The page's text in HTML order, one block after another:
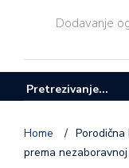
Dodavanje
Home /
prema